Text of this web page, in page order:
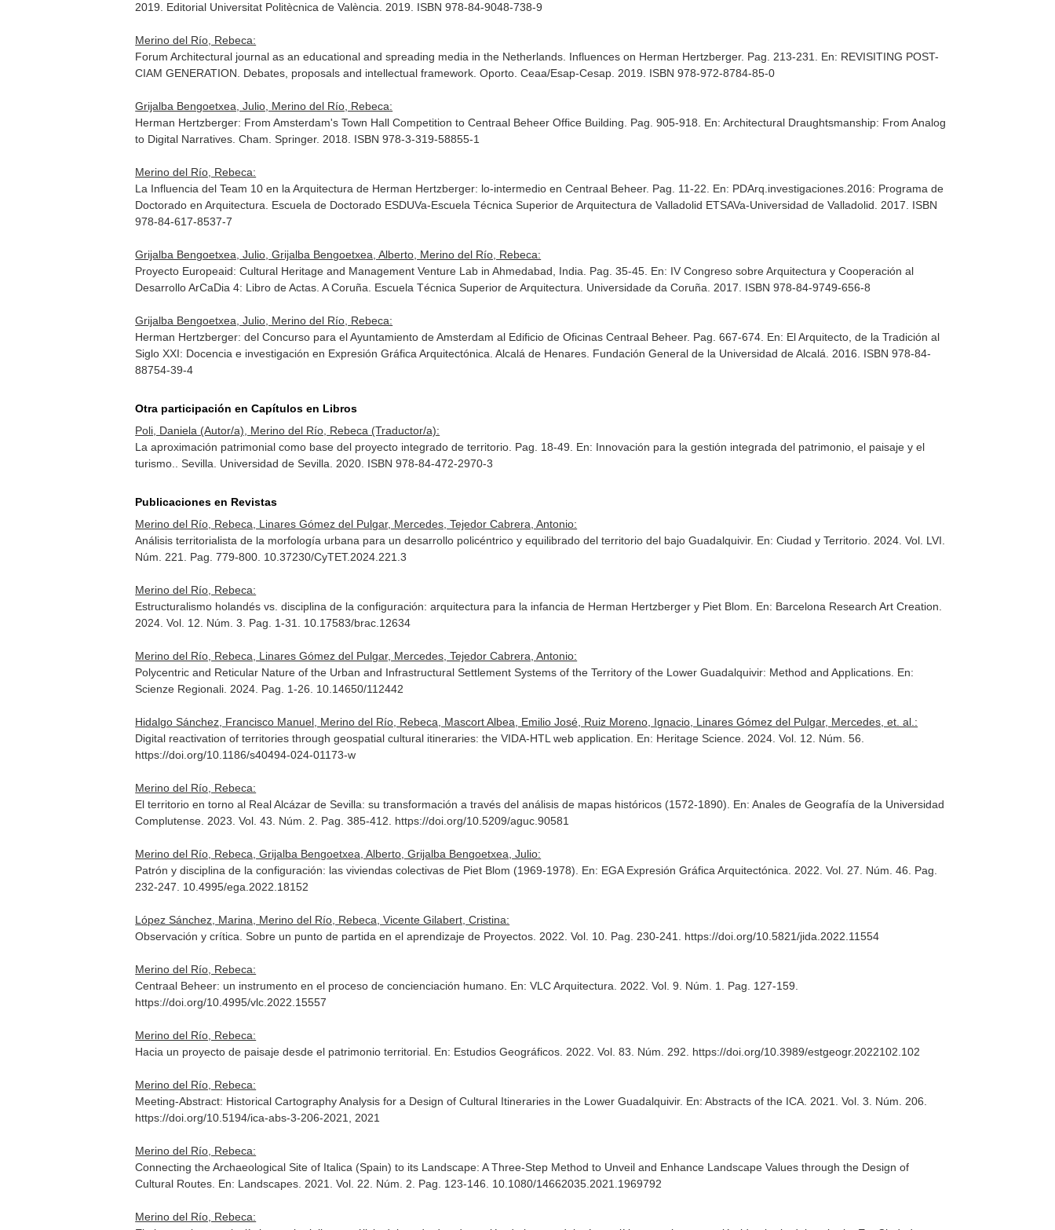
2019 . Editorial Universitat Politècnica de València. 2019. ISBN 978-84-9048-738-9
Merino del Río, Rebeca:
Forum Architectural journal as an educational and spreading media in the Netherlands. Influences on Herman Hertzberger. Pag. 213-231. En: REVISITING POST-
CIAM GENERATION. Debates, proposals and intellectual framework . Oporto. Ceaa/Esap-Cesap. 2019. ISBN 978-972-8784-85-0
Grijalba Bengoetxea, Julio, Merino del Río, Rebeca:
Herman Hertzberger: From Amsterdam's Town Hall Competition to Centraal Beheer Office Building. Pag. 905-918. En: Architectural Draughtsmanship: From Analog
to Digital Narratives . Cham. Springer. 2018. ISBN 978-3-319-58855-1
Merino del Río, Rebeca:
La Influencia del Team 10 en la Arquitectura de Herman Hertzberger: lo-intermedio en Centraal Beheer. Pag. 11-22. En: PDArq.investigaciones.2016: Programa de
Doctorado en Arquitectura . Escuela de Doctorado ESDUVa-Escuela Técnica Superior de Arquitectura de Valladolid ETSAVa-Universidad de Valladolid. 2017. ISBN
978-84-617-8537-7
Grijalba Bengoetxea, Julio, Grijalba Bengoetxea, Alberto, Merino del Río, Rebeca:
Proyecto Europeaid: Cultural Heritage and Management Venture Lab in Ahmedabad, India. Pag. 35-45. En: IV Congreso sobre Arquitectura y Cooperación al
Desarrollo ArCaDia 4: Libro de Actas . A Coruña. Escuela Técnica Superior de Arquitectura. Universidade da Coruña. 2017. ISBN 978-84-9749-656-8
Grijalba Bengoetxea, Julio, Merino del Río, Rebeca:
Herman Hertzberger: del Concurso para el Ayuntamiento de Amsterdam al Edificio de Oficinas Centraal Beheer. Pag. 667-674. En: El Arquitecto, de la Tradición al
Siglo XXI: Docencia e investigación en Expresión Gráfica Arquitectónica . Alcalá de Henares. Fundación General de la Universidad de Alcalá. 2016. ISBN 978-84-
88754-39-4
Otra participación en Capítulos en Libros
Poli, Daniela (Autor/a), Merino del Río, Rebeca (Traductor/a):
La aproximación patrimonial como base del proyecto integrado de territorio. Pag. 18-49. En: Innovación para la gestión integrada del patrimonio, el paisaje y el
turismo.
. Sevilla. Universidad de Sevilla. 2020. ISBN 978-84-472-2970-3
Publicaciones en Revistas
Merino del Río, Rebeca, Linares Gómez del Pulgar, Mercedes, Tejedor Cabrera, Antonio:
Análisis territorialista de la morfología urbana para un desarrollo policéntrico y equilibrado del territorio del bajo Guadalquivir. En: Ciudad y Territorio . 2024. Vol. LVI.
Núm. 221. Pag. 779-800. 10.37230/CyTET.2024.221.3
Merino del Río, Rebeca:
Estructuralismo holandés vs. disciplina de la configuración: arquitectura para la infancia de Herman Hertzberger y Piet Blom. En: Barcelona Research Art Creation
2024. Vol. 12. Núm. 3. Pag. 1-31. 10.17583/brac.12634
Merino del Río, Rebeca, Linares Gómez del Pulgar, Mercedes, Tejedor Cabrera, Antonio:
Polycentric and Reticular Nature of the Urban and Infrastructural Settlement Systems of the Territory of the Lower Guadalquivir: Method and Applications. En:
Scienze Regionali . 2024. Pag. 1-26. 10.14650/112442
Hidalgo Sánchez, Francisco Manuel, Merino del Río, Rebeca, Mascort Albea, Emilio José, Ruiz Moreno, Ignacio, Linares Gómez del Pulgar, Mercedes, et. al.:
Digital reactivation of territories through geospatial cultural itineraries: the VIDA-HTL web application. En: Heritage Science . 2024. Vol. 12. Núm. 56.
https://doi.org/10.1186/s40494-024-01173-w
Merino del Río, Rebeca:
El territorio en torno al Real Alcázar de Sevilla: su transformación a través del análisis de mapas históricos (1572-1890). En: Anales de Geografía de la Universidad
Complutense . 2023. Vol. 43. Núm. 2. Pag. 385-412. https://doi.org/10.5209/aguc.90581
Merino del Río, Rebeca, Grijalba Bengoetxea, Alberto, Grijalba Bengoetxea, Julio:
Patrón y disciplina de la configuración: las viviendas colectivas de Piet Blom (1969-1978). En: EGA Expresión Gráfica Arquitectónica . 2022. Vol. 27. Núm. 46. Pag.
232-247. 10.4995/ega.2022.18152
López Sánchez, Marina, Merino del Río, Rebeca, Vicente Gilabert, Cristina:
Observación y crítica. Sobre un punto de partida en el aprendizaje de Proyectos. 2022. Vol. 10. Pag. 230-241. https://doi.org/10.5821/jida.2022.11554
Merino del Río, Rebeca:
Centraal Beheer: un instrumento en el proceso de concienciación humano. En: VLC Arquitectura . 2022. Vol. 9. Núm. 1. Pag. 127-159.
https://doi.org/10.4995/vlc.2022.15557
Merino del Río, Rebeca:
Hacia un proyecto de paisaje desde el patrimonio territorial. En: Estudios Geográficos . 2022. Vol. 83. Núm. 292. https://doi.org/10.3989/estgeogr.2022102.102
Merino del Río, Rebeca:
Meeting-Abstract: Historical Cartography Analysis for a Design of Cultural Itineraries in the Lower Guadalquivir. En: Abstracts of the ICA . 2021. Vol. 3. Núm. 206.
https://doi.org/10.5194/ica-abs-3-206-2021, 2021
Merino del Río, Rebeca:
Connecting the Archaeological Site of Italica (Spain) to its Landscape: A Three-Step Method to Unveil and Enhance Landscape Values through the Design of
Cultural Routes. En: Landscapes . 2021. Vol. 22. Núm. 2. Pag. 123-146. 10.1080/14662035.2021.1969792
Merino del Río, Rebeca: